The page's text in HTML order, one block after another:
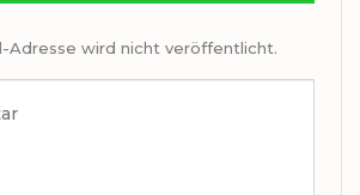
Adresse wird nicht veröffentlicht.